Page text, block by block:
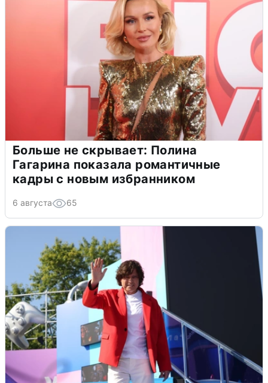
Больше не скрывает: Полина
Гагарина показала романтичные
кадры с новым избранником
6 августа 65